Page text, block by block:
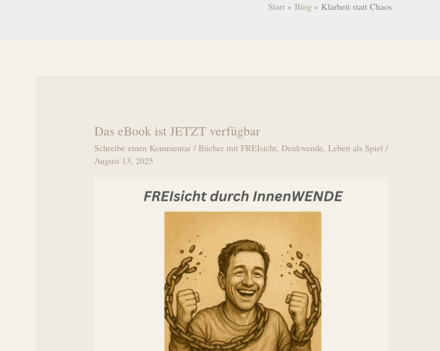
Start Blog Klarheit statt Chaos
Das eBook ist JETZT verfügbar
Schreibe einen Kommentar /Bücher mit FREIsicht,Denkwende,Leben als Spiel /
August 13, 2025